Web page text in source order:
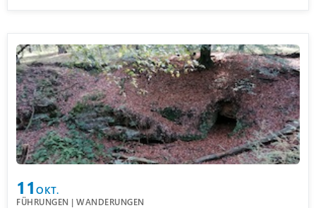
11 OKT.
FÜHRUNGEN | WANDERUNGEN